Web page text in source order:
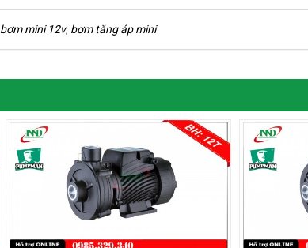
bơm mini 12v, bơm tăng áp mini